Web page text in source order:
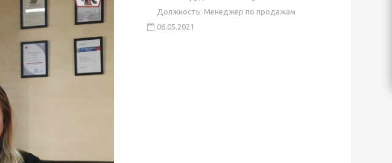
Должность: Менеджер по продажам
06.05.2021